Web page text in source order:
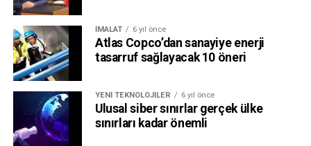
İMALAT 6 yıl önce
Atlas Copco’dan sanayiye enerji
tasarruf sağlayacak 10 öneri
YENI TEKNOLOJILER 6 yıl önce
Ulusal siber sınırlar gerçek ülke
sınırları kadar önemli